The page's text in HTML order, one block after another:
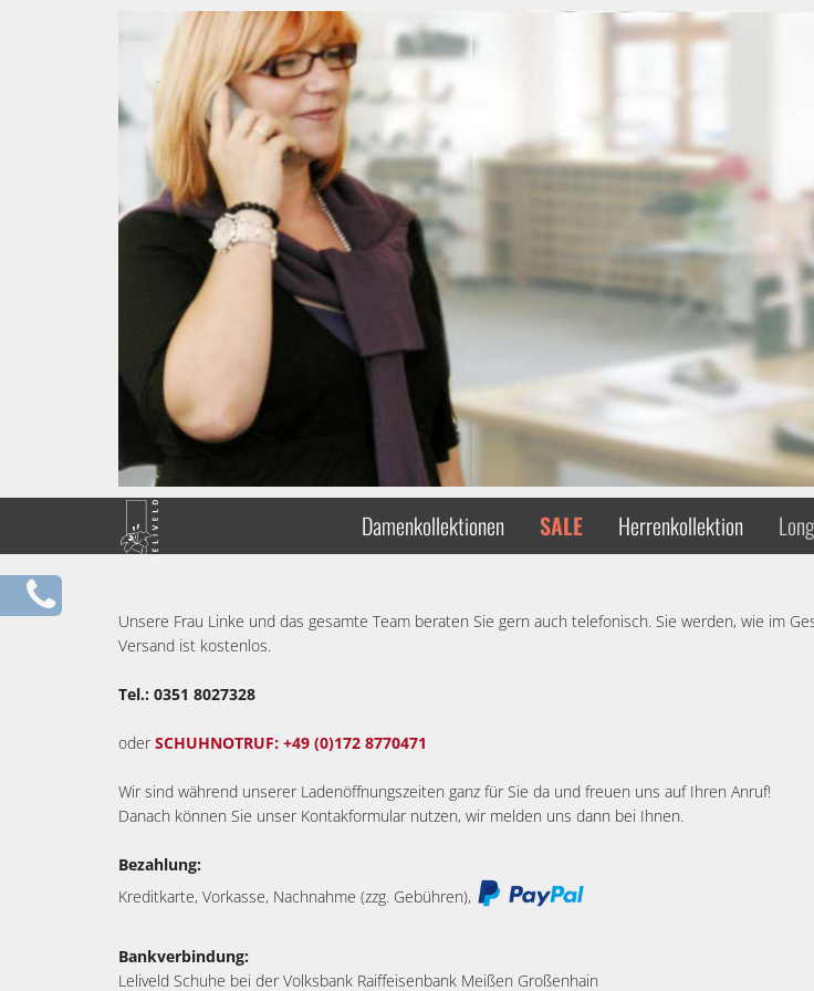
Damenkollektionen SALE Herrenkollektion
Unsere Frau Linke und das gesamte Team beraten Sie gern auch telefonisch. Sie werden, wie im
Versand ist kostenlos.
Tel.: 0351 8027328
oderSCHUHNOTRUF: +49 (0)172 8770471
Wir sind während unserer Ladenöffnungszeiten ganz für Sie da und freuen uns auf Ihren Anruf!
Danach können Sie unser Kontakformular nutzen, wir melden uns dann bei Ihnen.
Bezahlung:
Kreditkarte, Vorkasse, Nachnahme (zzg. Gebühren),
Bankverbindung:
Leliveld Schuhe bei der Volksbank Raiffeisenbank Meißen Großenhain